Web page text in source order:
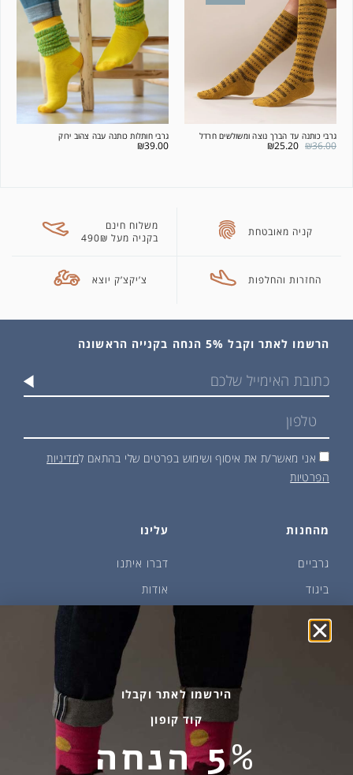
גרבי כותנה עד הברך נוצה ומשולשים חרדל
₪36.00
₪25.20
גרבי חותלות כותנה עבה צהוב ירוק
₪39.00
קניה מאובטחת
משלוח חינם
בקניה מעל 490₪
החזרות והחלפות צ’יקצ’ק יוצא
מהחנות
גרביים
ביגוד
שמן זית ודבש
פקעות ובצלים
עלינו
דברו איתנו
אודות
איפה קונים?
הבלוג של יודפת
החלפות והחזרות
שירות לקוחות
בהודעות ווטסאפ בלבד
הרשמו לאתר וקבל 5% הנחה בקנייה הראשונה
אני מאשר/ת את איסוף ושימוש בפרטים שלי בהתאם למדיניות
הפרטיות
הירשמו לאתר וקבלו
קוד קופון
5% הנחה